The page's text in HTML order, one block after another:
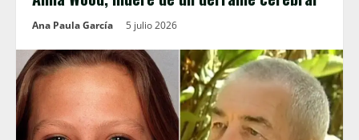
Ana Paula García 5 julio 2026